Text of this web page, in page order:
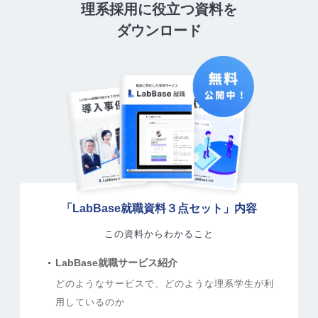
理系採用に役立つ資料を
ダウンロード
「LabBase就職資料３点セット」内容
この資料からわかること
LabBase就職サービス紹介
どのようなサービスで、どのような理系学生が利
用しているのか